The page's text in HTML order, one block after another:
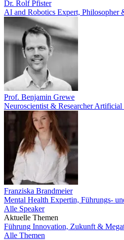
Dr. Rolf Pfister
AI and Robotics Expert, Philosopher
Prof. Benjamin Grewe
Neuroscientist & Researcher
Franziska Brandmeier
Mental Health Expertin, Führungs-
Alle Speaker
Aktuelle Themen
Führung Innovation, Zukunft &
Alle Themen